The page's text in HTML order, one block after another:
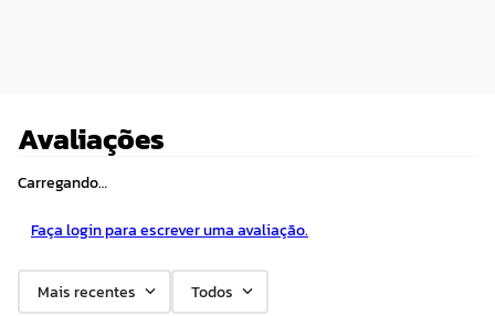
Avaliações
Carregando…
Faça login para escrever uma avaliação.
Mais recentes Todos